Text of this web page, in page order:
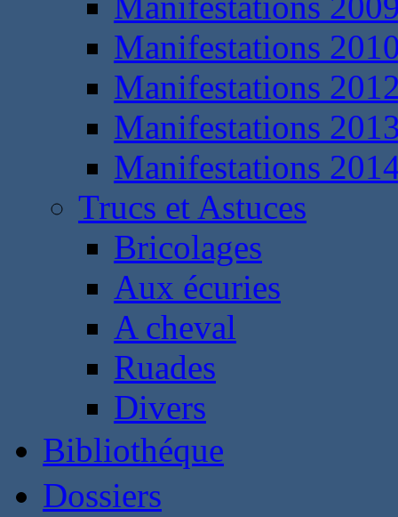
Manifestations
Manifestations
Manifestations
Manifestations
Trucs et Astuces
Bricolages
Aux écuries
A cheval
Ruades
Divers
Bibliothéque
Dossiers